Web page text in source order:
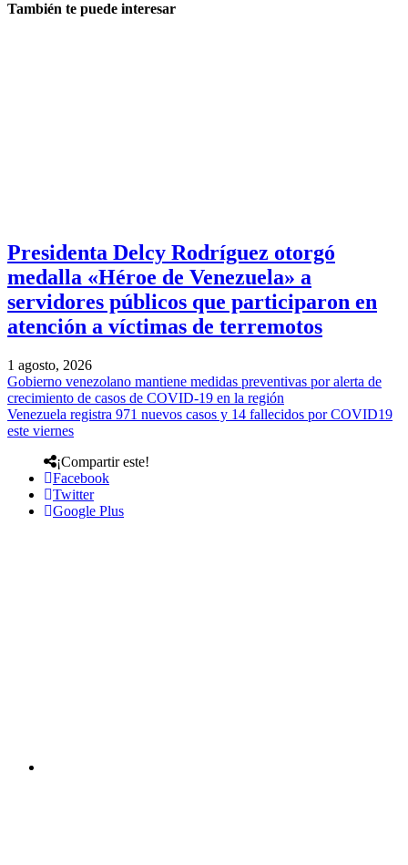
También te puede interesar
Presidenta Delcy Rodríguez otorgó
medalla «Héroe de Venezuela» a
servidores públicos que participaron en
atención a víctimas de terremotos
1 agosto, 2026
Gobierno venezolano mantiene medidas preventivas por alerta de
crecimiento de casos de COVID-19 en la región
Venezuela registra 971 nuevos casos y 14 fallecidos por COVID19
este viernes
¡Compartir este!
Facebook
Twitter
Google Plus